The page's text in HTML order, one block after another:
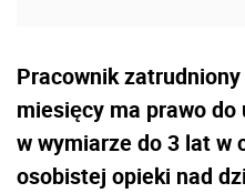
Pracownik
miesięcy ma prawo
w wymiarze do 3 lat w
osobistej opieki nad